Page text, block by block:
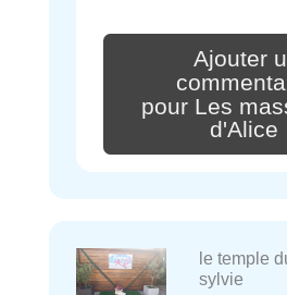
Ajouter
pour Les
d'Alice
le temple
sylvie